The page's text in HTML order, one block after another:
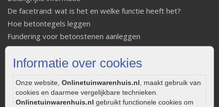
Informatie over cookies
Onze website, Onlinetuinwarenhuis.nl, maakt gebruik van
cookies en daarmee vergelijkbare technieken.
Onlinetuinwarenhuis.nl gebruikt functionele cookies om
De facetrand: wat is het en welke functie heeft het?
Hoe betontegels leggen
Fundering voor betonstenen aanleggen
Welke tuinstijl past bij mij
Strakke tuin inrichten
Onderhoud van gebakken bestrating
Aanlegtips voor gebakken bestrating